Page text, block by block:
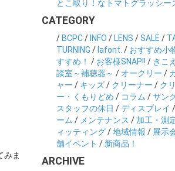
みま
とこ取り！なトマトグラッシー
CATEGORY
/ BCPC/ INFO / LENS /SALE /
TURNING / lafont. / おすすめ小
すすめ！ / お客様SNAP!! / きこ
談室～補聴器～ / オークリー /
ャー / キッズ/ クリーナー / ク
ー・くもりどめ / コラム /サン
スタッフの休日 /ディスプレイ /
ーム / メンテナンス / 加工・測
ィッティング/地域情報 / 展示
舗イベント / 新商品！
ARCHIVE